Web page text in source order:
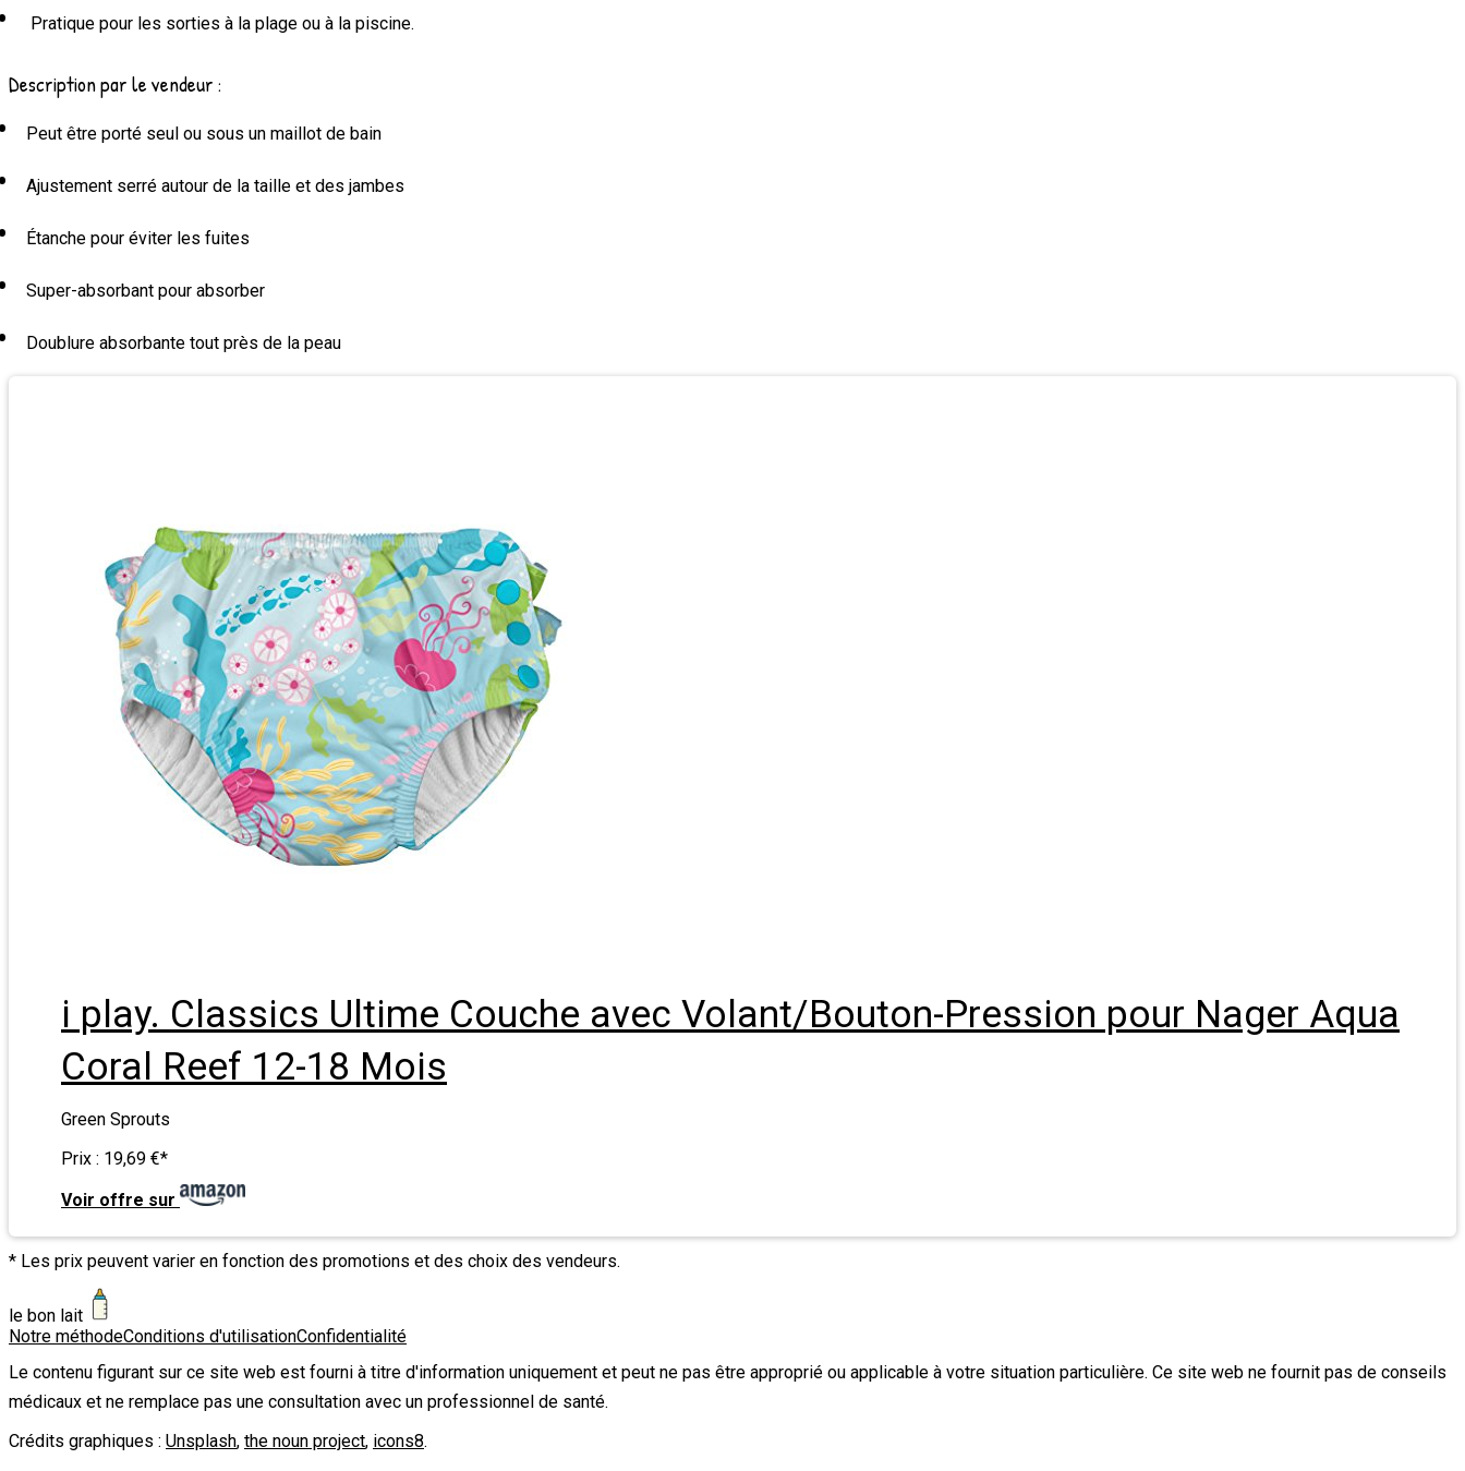
Pratique pour les sorties à la plage ou à la piscine.
Description par le vendeur :
Peut être porté seul ou sous un maillot de bain
Ajustement serré autour de la taille et des jambes
Étanche pour éviter les fuites
Super-absorbant pour absorber
Doublure absorbante tout près de la peau
i play. Classics Ultime Couche avec Volant/Bouton-Pression pour Nager Aqua
Coral Reef 12-18 Mois
Green Sprouts
Prix : 19,69 €*
Voir offre sur
* Les prix peuvent varier en fonction des promotions et des choix des vendeurs.
le bon lait
Notre méthodeConditions d'utilisationConfidentialité
Le contenu figurant sur ce site web est fourni à titre d'information uniquement et peut ne pas être approprié ou applicable à votre situation particulière. Ce site web ne fournit pas de conseils
médicaux et ne remplace pas une consultation avec un professionnel de santé.
Crédits graphiques : Unsplash, the noun project, icons8.